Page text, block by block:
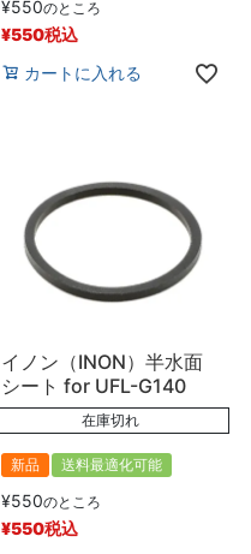
¥550のところ
¥550税込
カートに入れる
イノン（INON）半水面
シート for UFL-G140
在庫切れ
新品 送料最適化可能
¥550のところ
¥550税込